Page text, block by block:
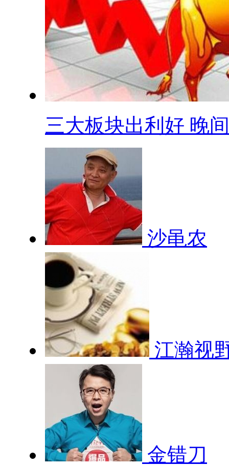
三大板块出利好 晚
沙黾农
江瀚视
金错刀